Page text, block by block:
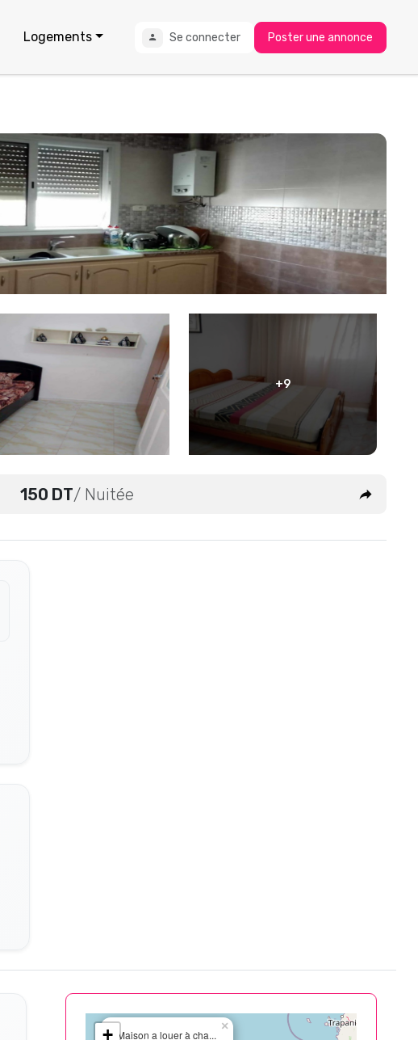
Logements Se connecter Poster une annonce
+9
150 DT/ Nuitée
Maison a louer à cha...
×
+